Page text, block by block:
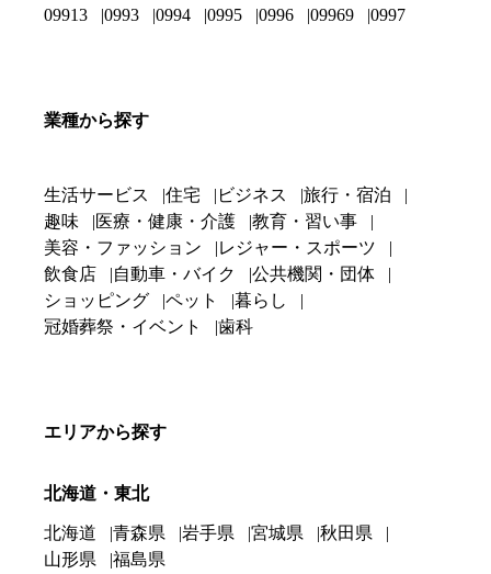
09913
0993 0994 0995 0996 09969 0997
業種から探す
生活サービス 住宅 ビジネス
旅行・宿泊
趣味
医療・健康・介護
教育・習い事
美容・ファッション
レジャー・スポーツ
飲食店
自動車・バイク
公共機関・団体
ショッピング
ペット
暮らし
冠婚葬祭・イベント
歯科
エリアから探す
北海道・東北
北海道 青森県 岩手県 宮城県
秋田県
山形県
福島県